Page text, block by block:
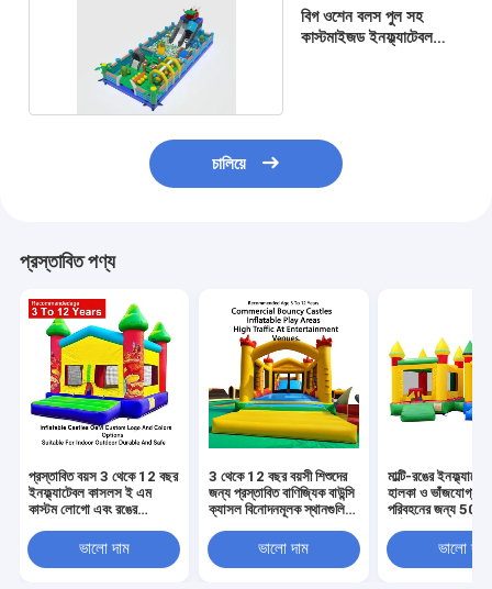
বিগ ওশেন বলস পুল সহ
কাস্টমাইজড ইনফ্ল্যাটেবল
চালিয়ে
প্রস্তাবিত পণ্য
প্রস্তাবিত বয়স 3 থেকে 12 বছর
ইনফ্ল্যাটেবল কাসলস ই এম
কাস্টম লোগো এবং রঙের
জন্য উপযুক্ত টেকসই এবং
নিরাপদ
ভালো দাম
3 থেকে 12 বছর বয়সী শিশুদের
জন্য প্রস্তাবিত বাণিজ্যিক বাউন্সি
ক্যাসল বিনোদনমূলক স্থানগুলিতে
inflatable খেলার অঞ্চল
ভালো দাম
মাল্টি-রঙের
হালকা ও ভাঁজযোগ্য
পরিবহনের জন্য 500
এবং পার্টির জন্য আদর্শ
ভালো দাম